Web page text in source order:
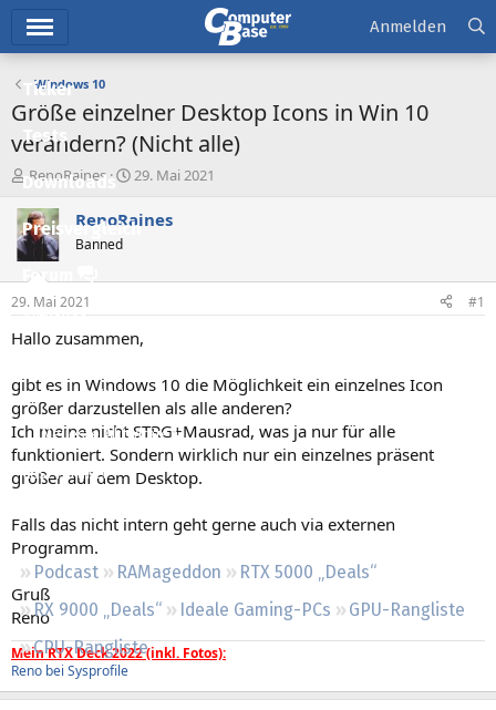
Ticker
Tests
Downloads
Preisvergleich
Forum
Aktuelles
Neue Beiträge
Neueste Aktivitäten
Leserartikel
Podcast RAMageddon
RTX 5000 „Deals“
RX 9000 „Deals“
Ideale Gaming-PCs
GPU-Rangliste
CPU-Rangliste
Anmelden
Windows 10
Größe einzelner Desktop Icons in Win 10
verändern? (Nicht alle)
E
r
s
t
e
r
RenoRaines
E
s
t
a
m
29. Mai 2021
RenoRaines
Banned
29. Mai 2021 #1
Hallo zusammen,
gibt es in Windows 10 die Möglichkeit ein einzelnes Icon
größer darzustellen als alle anderen?
Ich meine nicht STRG+Mausrad, was ja nur für alle
funktioniert. Sondern wirklich nur ein einzelnes präsent
größer auf dem Desktop.
Falls das nicht intern geht gerne auch via externen
Programm.
Gruß
Reno
Mein RTX Deck 2022 (inkl. Fotos):
Reno bei Sysprofile